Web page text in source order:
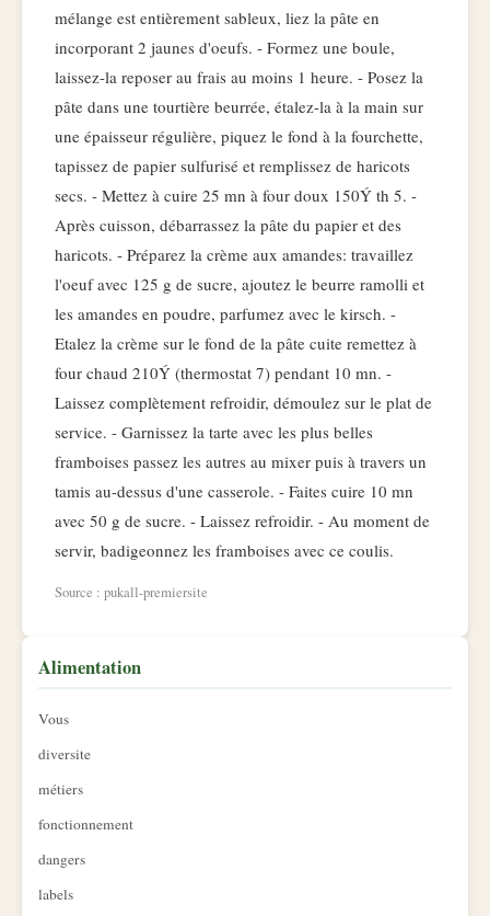
mélange est entièrement sableux, liez la pâte en
incorporant 2 jaunes d'oeufs. - Formez une boule,
laissez-la reposer au frais au moins 1 heure. - Posez la
pâte dans une tourtière beurrée, étalez-la à la main sur
une épaisseur régulière, piquez le fond à la fourchette,
tapissez de papier sulfurisé et remplissez de haricots
secs. - Mettez à cuire 25 mn à four doux 150Ý th 5. -
Après cuisson, débarrassez la pâte du papier et des
haricots. - Préparez la crème aux amandes: travaillez
l'oeuf avec 125 g de sucre, ajoutez le beurre ramolli et
les amandes en poudre, parfumez avec le kirsch. -
Etalez la crème sur le fond de la pâte cuite remettez à
four chaud 210Ý (thermostat 7) pendant 10 mn. -
Laissez complètement refroidir, démoulez sur le plat de
service. - Garnissez la tarte avec les plus belles
framboises passez les autres au mixer puis à travers un
tamis au-dessus d'une casserole. - Faites cuire 10 mn
avec 50 g de sucre. - Laissez refroidir. - Au moment de
servir, badigeonnez les framboises avec ce coulis.
Source : pukall-premiersite
Alimentation
Vous
diversite
métiers
fonctionnement
dangers
labels